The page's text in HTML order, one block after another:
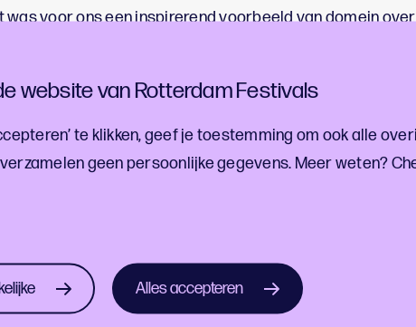
website van Rotterdam Festivals
te klikken, geef je toestemming om ook alle
geen persoonlijke gegevens. Meer weten?
Alles accepteren
was voor ons een inspirerend voorbeeld van domein
onze hoogtepunten en resultaten van het afgelopen jaar?
.
en festivalontwikkelingen